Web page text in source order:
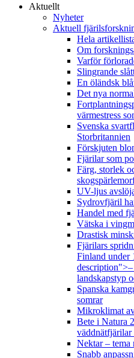
Aktuellt
Nyheter
Aktuell
Hela
Om
Varför
Slingrande
En öländsk
Det nya
värmestress
Svenska
Storbritannien
Förskjuten
Fjärilar som
Färg, storlek
UV-ljus
Sydrovfjäril
Handel med
Vätska i
Drastisk
Fjärilars
Finland under
landskapstyp
Spanska
somrar
Mikroklimat
Bete i Natura
väddnätfjärilar
Nektar – tema
Snabb